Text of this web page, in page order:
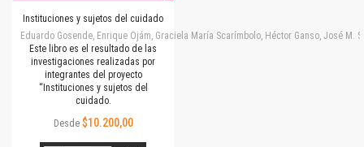
Instituciones y sujetos del cuidado
Eduardo Gosende, Enrique Ojám, Graciela María Scarímbolo, Héctor Ganso, José
Este libro es el resultado de las
investigaciones realizadas por
integrantes del proyecto
“Instituciones y sujetos del
cuidado.
Desde $10.200,00